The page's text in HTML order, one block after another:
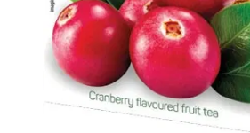
Crestinism
ScienceConnection
SelfConnect
SelfHealing